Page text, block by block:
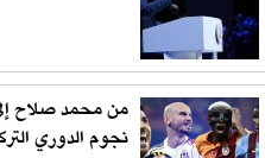
من محمد صلاح
نجوم الدوري